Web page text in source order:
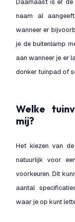
Daarnaast is er de
naam al
wanneer er
je de buitenlamp
aan wanneer je er
donker tuinpad of
Welke tuinverlichting is geschikt voor
mij?
Het kiezen van
natuurlijk voor
voorkeuren. Dit
aantal
waar je op kunt